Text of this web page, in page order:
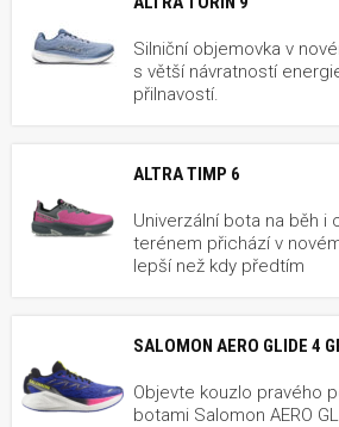
Silniční objemovka v
s větší návratností
přilnavostí.
ALTRA TIMP 6
Univerzální bota na běh i
terénem přichází v
lepší než kdy předtím
SALOMON AERO GLIDE 4
Objevte kouzlo pravého
botami Salomon AERO